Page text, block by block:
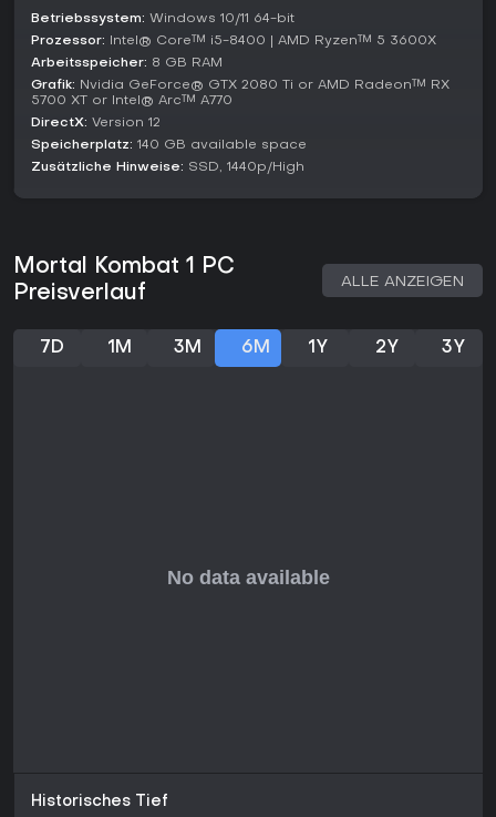
Betriebssystem: Windows 10/11 64-bit
Prozessor: Intel® Core™ i5-8400 | AMD Ryzen™ 5 3600X
Arbeitsspeicher: 8 GB RAM
Grafik: Nvidia GeForce® GTX 2080 Ti or AMD Radeon™ RX
5700 XT or Intel® Arc™ A770
DirectX: Version 12
Speicherplatz: 140 GB available space
Zusätzliche Hinweise: SSD, 1440p/High
Mortal Kombat 1 PC
Preisverlauf
ALLE ANZEIGEN
7D 1M 3M 6M 1Y 2Y 3Y
Historisches Tief